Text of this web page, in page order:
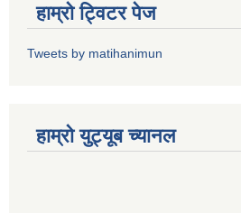
हाम्राे ट्विटर पेज
Tweets by matihanimun
हाम्रो युट्यूब च्यानल